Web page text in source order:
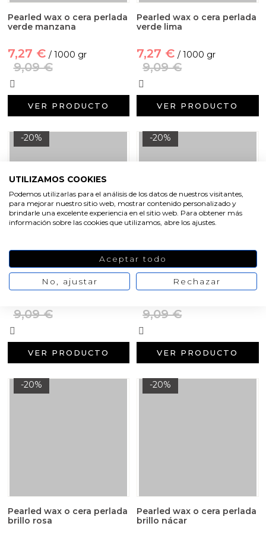
Pearled wax o cera perlada
verde manzana
7,27 € / 1000 gr
9,09 €
VER PRODUCTO
Pearled wax o cera perlada
verde lima
7,27 € / 1000 gr
9,09 €
VER PRODUCTO
-20%
Pearled wax o cera perlada
color natural
9,09 €
VER PRODUCTO
-20%
Pearled wax o cera perlada
brillo oro
9,09 €
VER PRODUCTO
-20%
Pearled wax o cera perlada
brillo rosa
-20%
Pearled wax o cera perlada
brillo nácar
UTILIZAMOS COOKIES
Podemos utilizarlas para el análisis de los datos de nuestros visitantes,
para mejorar nuestro sitio web, mostrar contenido personalizado y
brindarle una excelente experiencia en el sitio web. Para obtener más
información sobre las cookies que utilizamos, abre los ajustes.
Aceptar todo
No, ajustar Rechazar